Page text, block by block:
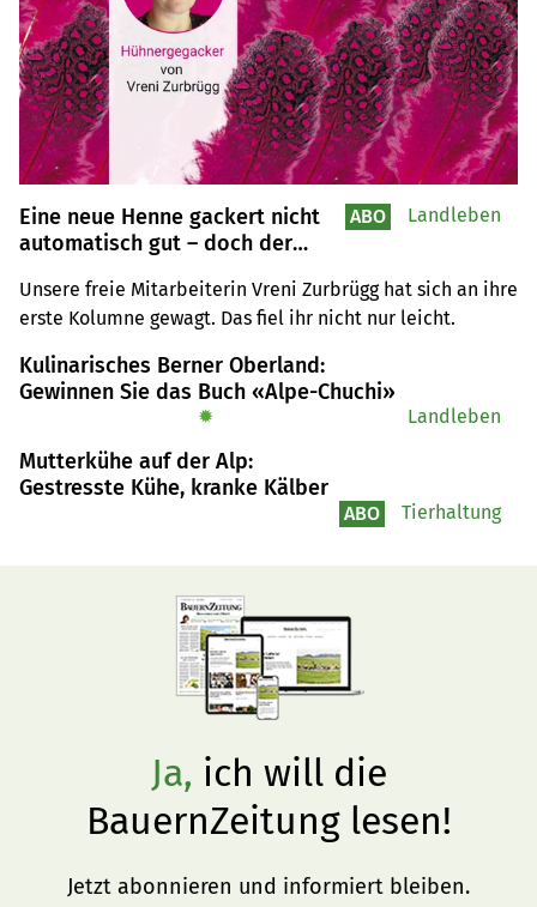
Eine neue Henne gackert nicht
automatisch gut – doch der
Unsere freie Mitarbeiterin Vreni Zurbrügg hat sich an ihre
erste Kolumne gewagt. Das fiel ihr nicht nur leicht.
ABO Landleben
Kulinarisches Berner Oberland:
Gewinnen Sie das Buch «Alpe-Chuchi»
✹ Landleben
Mutterkühe auf der Alp:
Gestresste Kühe, kranke Kälber
ABO Tierhaltung
Ja, ich will die
BauernZeitung lesen!
Jetzt abonnieren und informiert bleiben.